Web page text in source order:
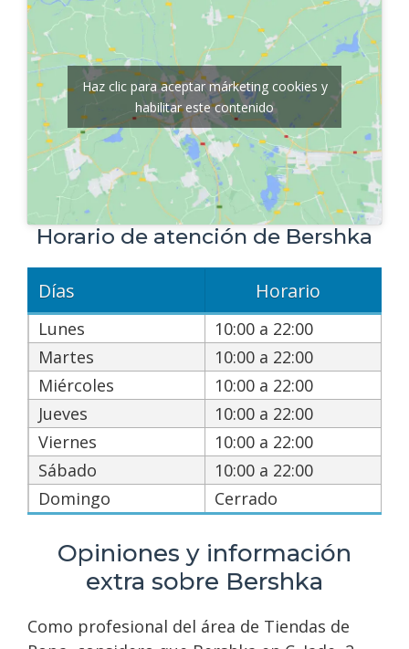
Haz clic para aceptar márketing cookies y
habilitar este contenido
Horario de atención de Bershka
Días Horario
Lunes
10:00 a 22:00
Martes
10:00 a 22:00
Miércoles
10:00 a 22:00
Jueves
10:00 a 22:00
Viernes
10:00 a 22:00
Sábado
10:00 a 22:00
Domingo
Cerrado
Opiniones y información
extra sobre Bershka
Como profesional del área de Tiendas de